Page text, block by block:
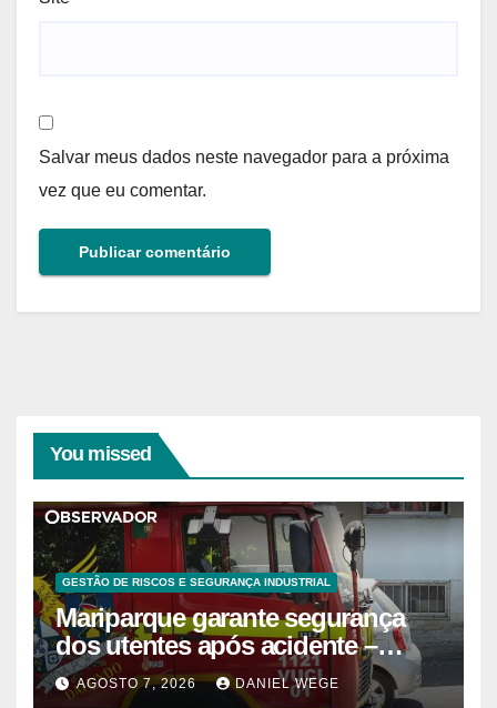
Salvar meus dados neste navegador para a próxima
vez que eu comentar.
You missed
GESTÃO DE RISCOS E SEGURANÇA INDUSTRIAL
Mariparque garante segurança
dos utentes após acidente –
Observador
AGOSTO 7, 2026 DANIEL WEGE